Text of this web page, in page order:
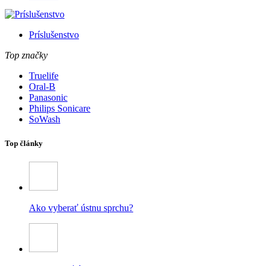
Príslušenstvo
Top značky
Truelife
Oral-B
Panasonic
Philips Sonicare
SoWash
Top články
Ako vyberať ústnu sprchu?